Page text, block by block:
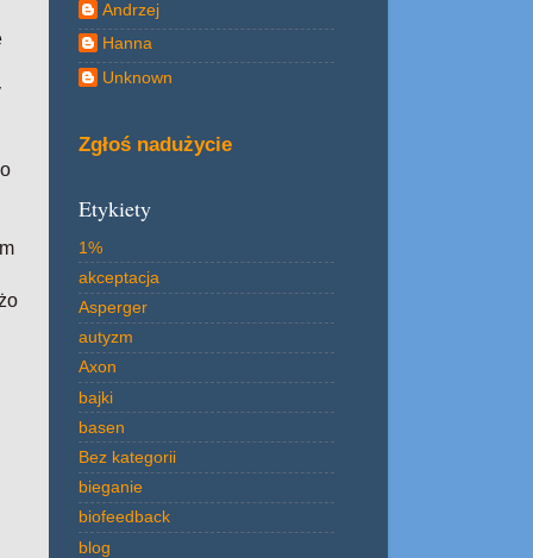
Andrzej
Hanna
Unknown
Zgłoś nadużycie
Etykiety
1%
akceptacja
Asperger
autyzm
Axon
bajki
basen
Bez kategorii
bieganie
biofeedback
blog